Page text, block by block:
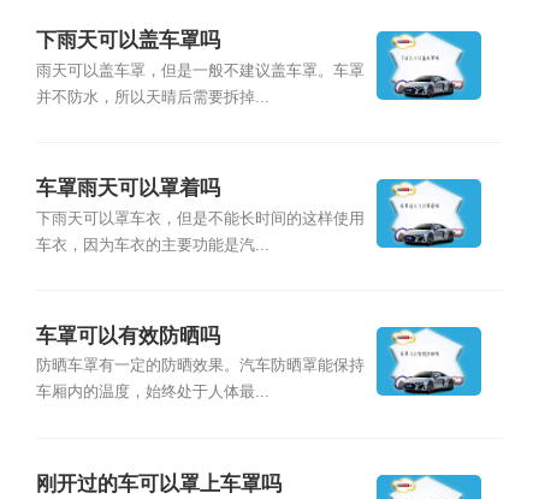
下雨天可以盖车罩吗
雨天可以盖车罩，但是一般不建议盖车罩。车罩
并不防水，所以天晴后需要拆掉...
车罩雨天可以罩着吗
下雨天可以罩车衣，但是不能长时间的这样使用
车衣，因为车衣的主要功能是汽...
车罩可以有效防晒吗
防晒车罩有一定的防晒效果。汽车防晒罩能保持
车厢内的温度，始终处于人体最...
刚开过的车可以罩上车罩吗